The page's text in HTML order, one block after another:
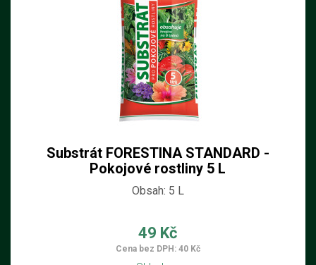
Substrát FORESTINA STANDARD -
Pokojové rostliny 5 L
Obsah: 5 L
49 Kč
Cena bez DPH: 40 Kč